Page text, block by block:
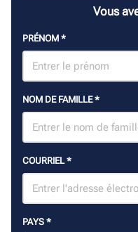
Vous
PRÉNOM *
NOM DE FAMILLE*
COURRIEL*
PAYS *